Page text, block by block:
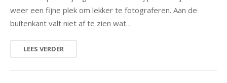
weer een fijne plek om lekker te fotograferen. Aan de
buitenkant valt niet af te zien wat…
LEES VERDER